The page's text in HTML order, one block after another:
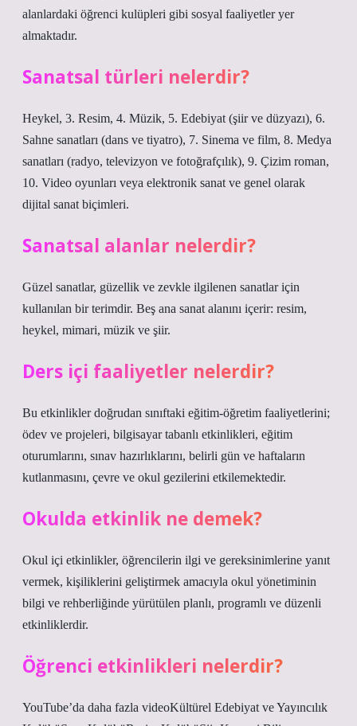
alanlardaki öğrenci kulüpleri gibi sosyal faaliyetler yer
almaktadır.
Sanatsal türleri nelerdir?
Heykel, 3. Resim, 4. Müzik, 5. Edebiyat (şiir ve düzyazı), 6.
Sahne sanatları (dans ve tiyatro), 7. Sinema ve film, 8. Medya
sanatları (radyo, televizyon ve fotoğrafçılık), 9. Çizim roman,
10. Video oyunları veya elektronik sanat ve genel olarak
dijital sanat biçimleri.
Sanatsal alanlar nelerdir?
Güzel sanatlar, güzellik ve zevkle ilgilenen sanatlar için
kullanılan bir terimdir. Beş ana sanat alanını içerir: resim,
heykel, mimari, müzik ve şiir.
Ders içi faaliyetler nelerdir?
Bu etkinlikler doğrudan sınıftaki eğitim-öğretim faaliyetlerini;
ödev ve projeleri, bilgisayar tabanlı etkinlikleri, eğitim
oturumlarını, sınav hazırlıklarını, belirli gün ve haftaların
kutlanmasını, çevre ve okul gezilerini etkilemektedir.
Okulda etkinlik ne demek?
Okul içi etkinlikler, öğrencilerin ilgi ve gereksinimlerine yanıt
vermek, kişiliklerini geliştirmek amacıyla okul yönetiminin
bilgi ve rehberliğinde yürütülen planlı, programlı ve düzenli
etkinliklerdir.
Öğrenci etkinlikleri nelerdir?
YouTube’da daha fazla videoKültürel Edebiyat ve Yayıncılık